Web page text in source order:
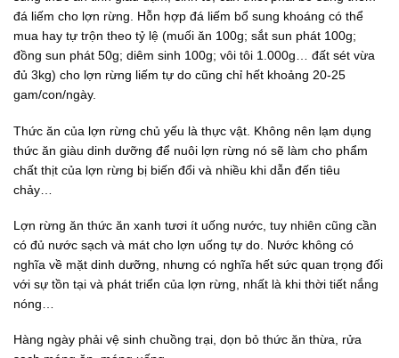
đá liếm cho lợn rừng. Hỗn hợp đá liếm bổ sung khoáng có thể
mua hay tự trộn theo tỷ lệ (muối ăn 100g; sắt sun phát 100g;
đồng sun phát 50g; diêm sinh 100g; vôi tôi 1.000g… đất sét vừa
đủ 3kg) cho lợn rừng liếm tự do cũng chỉ hết khoảng 20-25
gam/con/ngày.
Thức ăn của lợn rừng chủ yếu là thực vật. Không nên lạm dụng
thức ăn giàu dinh dưỡng để nuôi lợn rừng nó sẽ làm cho phẩm
chất thịt của lợn rừng bị biến đổi và nhiều khi dẫn đến tiêu
chảy…
Lợn rừng ăn thức ăn xanh tươi ít uống nước, tuy nhiên cũng cần
có đủ nước sạch và mát cho lợn uống tự do. Nước không có
nghĩa về mặt dinh dưỡng, nhưng có nghĩa hết sức quan trọng đối
với sự tồn tại và phát triển của lợn rừng, nhất là khi thời tiết nắng
nóng…
Hàng ngày phải vệ sinh chuồng trại, dọn bỏ thức ăn thừa, rửa